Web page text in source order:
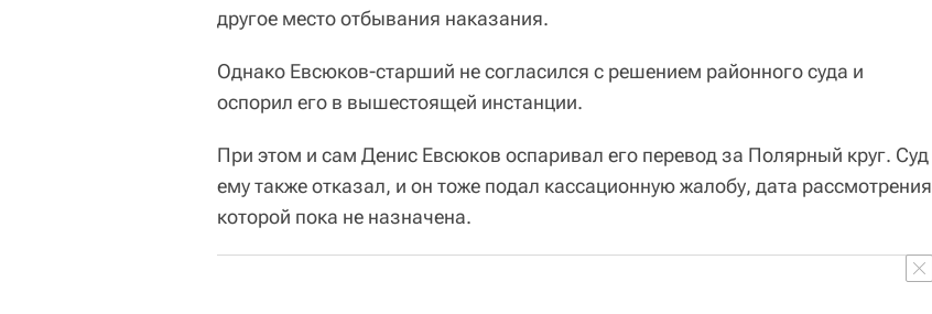
другое место отбывания наказания.
Однако Евсюков-старший не согласился с решением районного суда и
оспорил его в вышестоящей инстанции.
При этом и сам Денис Евсюков оспаривал его перевод за Полярный круг. Суд
ему также отказал, и он тоже подал кассационную жалобу, дата рассмотрения
которой пока не назначена.